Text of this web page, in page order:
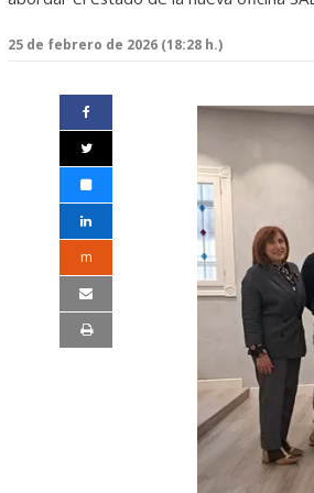
25 de febrero de 2026 (18:28 h.)
m